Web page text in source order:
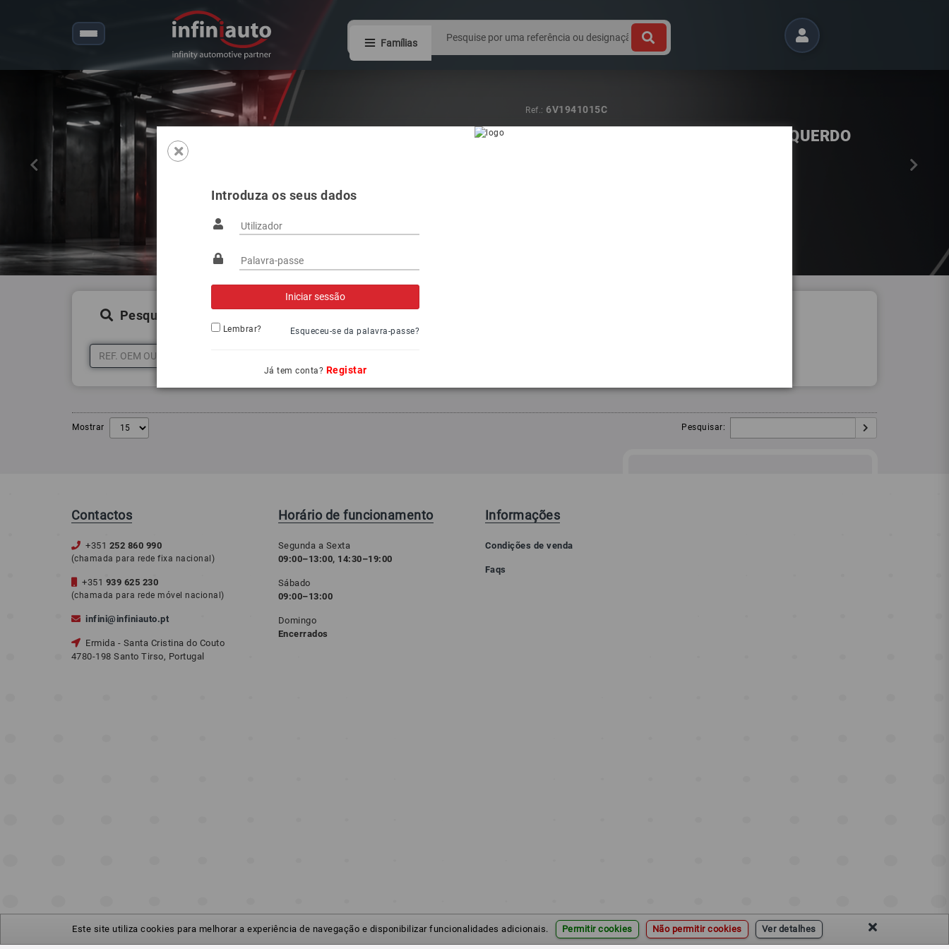
Este site utiliza cookies para melhorar a experiência de navegação e disponibilizar funcionalidades adicionais. Permitir cookies Não permitir cookies Ver detalhes
Introduza os seus dados
Lembrar? Esqueceu-se da palavra-passe?
Já tem conta? Registar
Famílias
Ref.: 6V1941015C
FAROL VAG FABIA III 2014-2022 ESQUERDO
Pesquisa de produtos
Mostrar Pesquisar:
Contactos
+351 252 860 990
(chamada para rede fixa nacional)
+351 939 625 230
(chamada para rede móvel nacional)
infini@infiniauto.pt
Ermida - Santa Cristina do Couto
4780-198 Santo Tirso, Portugal
Horário de funcionamento
Segunda a Sexta
09:00–13:00, 14:30–19:00
Sábado
09:00–13:00
Domingo
Encerrados
Informações
Condições de venda
Faqs